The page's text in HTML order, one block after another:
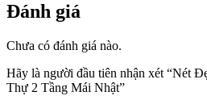
Đánh giá
Chưa có đánh giá nào.
Hãy là người đầu tiên nhận xét “Nét
Thự 2 Tầng Mái Nhật”